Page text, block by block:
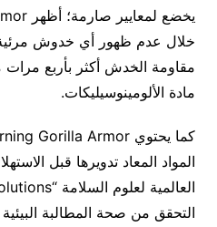
خلال عدم ظهور أي خدوش
مقاومة الخدش أكثر بأربع
مادة الألومينوسيليكات.
المواد المعاد تدويرها قبل